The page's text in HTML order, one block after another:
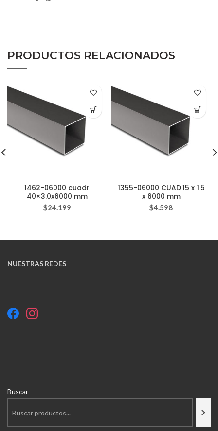
PRODUCTOS RELACIONADOS
1462-06000 cuadr
40×3.0x6000 mm
$24.199
1355-06000 CUAD.15 x 1.5
x 6000 mm
$4.598
NUESTRAS REDES
Buscar